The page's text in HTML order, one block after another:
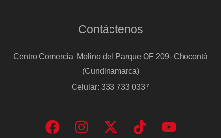
Contáctenos
Centro Comercial Molino del Parque OF 209- Chocontá
(Cundinamarca)
Celular: 333 733 0337